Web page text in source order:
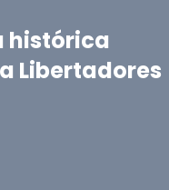
histórica
Libertadores